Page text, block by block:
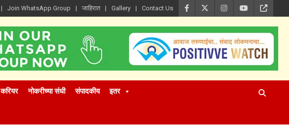
Join WhatsApp Group जाहिरात Gallery Contact Us
करियर नोकरीच्या संधी संपादकीय इतर